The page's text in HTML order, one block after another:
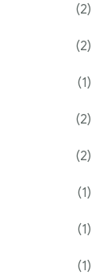
(2)
(2)
(1)
(2)
(2)
(1)
(1)
(1)